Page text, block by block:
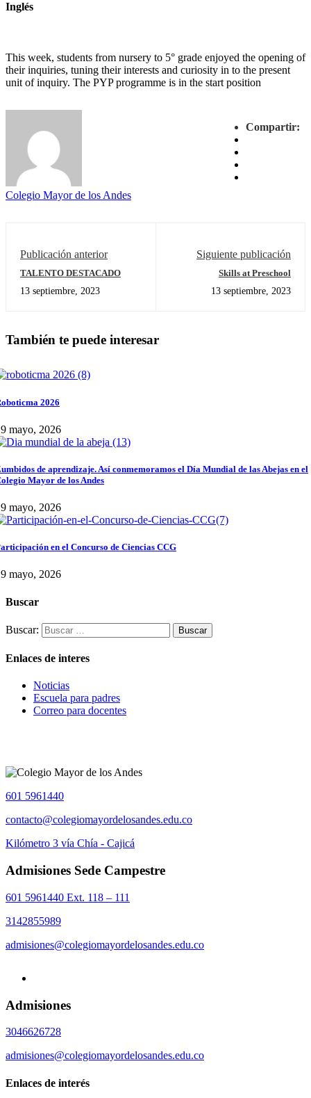
Inglés
This week, students from nursery to 5° grade enjoyed the opening of
their inquiries, tuning their interests and curiosity in to the present
unit of inquiry. The PYP programme is in the start position
Compartir:
Colegio Mayor de los Andes
Publicación anterior
TALENTO DESTACADO
13 septiembre, 2023
Siguiente publicación
Skills at Preschool
13 septiembre, 2023
También te puede interesar
2026
mayo, 2026
de aprendizaje. Así conmemoramos el Día Mundial de las Abejas en el
Mayor de los Andes
mayo, 2026
en el Concurso de Ciencias CCG
mayo, 2026
Buscar
Buscar:
Enlaces de interes
Noticias
Escuela para padres
Correo para docentes
601 5961440
contacto@colegiomayordelosandes.edu.co
Kilómetro 3 vía Chía - Cajicá
Admisiones Sede Campestre
601 5961440 Ext. 118 – 111
3142855989
admisiones@colegiomayordelosandes.edu.co
Admisiones
3046626728
admisiones@colegiomayordelosandes.edu.co
Enlaces de interés